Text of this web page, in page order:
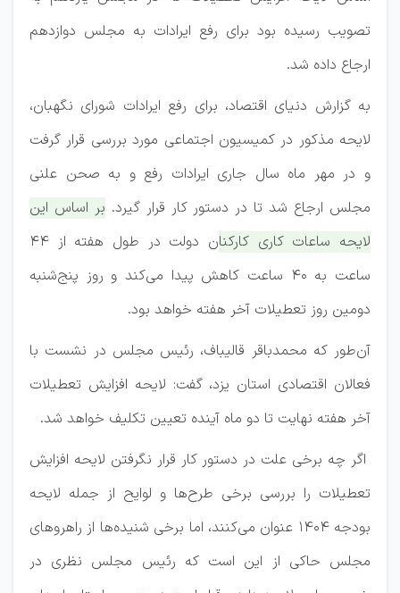
تصویب رسیده بود برای رفع ایرادات به مجلس دوازدهم
ارجاع داده شد.
به گزارش دنیای اقتصاد، برای رفع ایرادات شورای نگهبان،
لایحه مذکور در کمیسیون اجتماعی مورد بررسی قرار گرفت
و در مهر ماه سال جاری ایرادات رفع و به صحن علنی
مجلس ارجاع شد تا در دستور کار قرار گیرد. بر اساس این
لایحه ساعات کاری کارکنان دولت در طول هفته از ۴۴
ساعت به ۴۰ ساعت کاهش پیدا می‌کند و روز پنج‌شنبه
دومین روز تعطیلات آخر هفته خواهد بود.
آن‌طور که محمدباقر قالیباف، رئیس مجلس در نشست با
فعالان اقتصادی استان یزد، گفت: لایحه افزایش تعطیلات
آخر هفته نهایت تا دو ماه آینده تعیین تکلیف خواهد شد.
اگر چه برخی علت در دستور کار قرار نگرفتن لایحه افزایش
تعطیلات را بررسی برخی طرح‌ها و لوایح از جمله لایحه
بودجه ۱۴۰۴ عنوان می‌کنند، اما برخی شنیده‌ها از راهرو‌های
مجلس حاکی از این است که رئیس مجلس نظری در